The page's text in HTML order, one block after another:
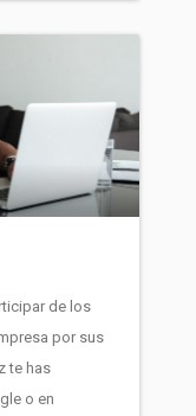
de los
por sus
te has
o en